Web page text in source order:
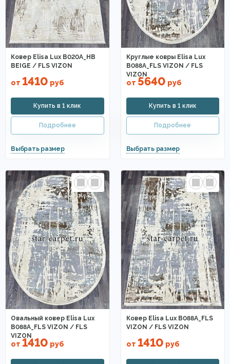
Ковер Elisa Lux B020A_HB
BEIGE / FLS VIZON
от 1410 руб
Круглые ковры Elisa Lux
B088A_FLS VIZON / FLS
VIZON
от 5640 руб
Овальный ковер Elisa Lux
B088A_FLS VIZON / FLS
VIZON
от 1410 руб
Ковер Elisa Lux B088A_FLS
VIZON / FLS VIZON
от 1410 руб